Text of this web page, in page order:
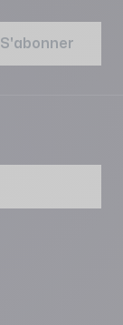
S'abonner